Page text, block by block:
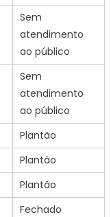
Sem
atendimento
ao público
Sem
atendimento
ao público
Plantão
Plantão
Plantão
Fechado